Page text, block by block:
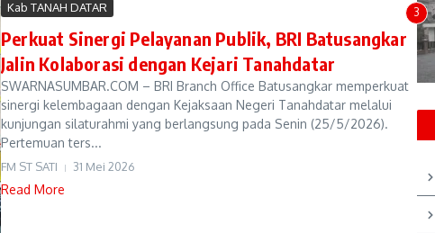
Kab TANAH DATAR
Perkuat Sinergi Pelayanan Publik, BRI Batusangkar
Jalin Kolaborasi dengan Kejari Tanahdatar
SWARNASUMBAR.COM – BRI Branch Office Batusangkar memperkuat
sinergi kelembagaan dengan Kejaksaan Negeri Tanahdatar melalui
kunjungan silaturahmi yang berlangsung pada Senin (25/5/2026).
Pertemuan ters...
FM ST SATI 31 Mei 2026
Read More
3